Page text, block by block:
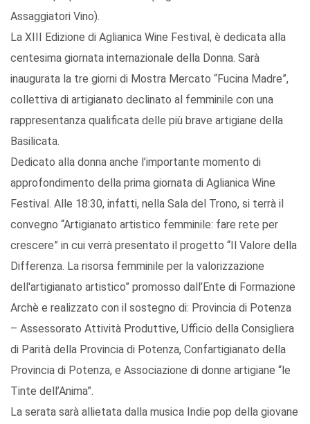
Assaggiatori Vino).
La XIII Edizione di Aglianica Wine Festival, è dedicata alla
centesima giornata internazionale della Donna. Sarà
inaugurata la tre giorni di Mostra Mercato “Fucina Madre”,
collettiva di artigianato declinato al femminile con una
rappresentanza qualificata delle più brave artigiane della
Basilicata.
Dedicato alla donna anche l’importante momento di
approfondimento della prima giornata di Aglianica Wine
Festival. Alle 18:30, infatti, nella Sala del Trono, si terrà il
convegno “Artigianato artistico femminile: fare rete per
crescere” in cui verrà presentato il progetto “Il Valore della
Differenza. La risorsa femminile per la valorizzazione
dell'artigianato artistico” promosso dall’Ente di Formazione
Archè e realizzato con il sostegno di: Provincia di Potenza
– Assessorato Attività Produttive, Ufficio della Consigliera
di Parità della Provincia di Potenza, Confartigianato della
Provincia di Potenza, e Associazione di donne artigiane “le
Tinte dell’Anima”.
La serata sarà allietata dalla musica Indie pop della giovane